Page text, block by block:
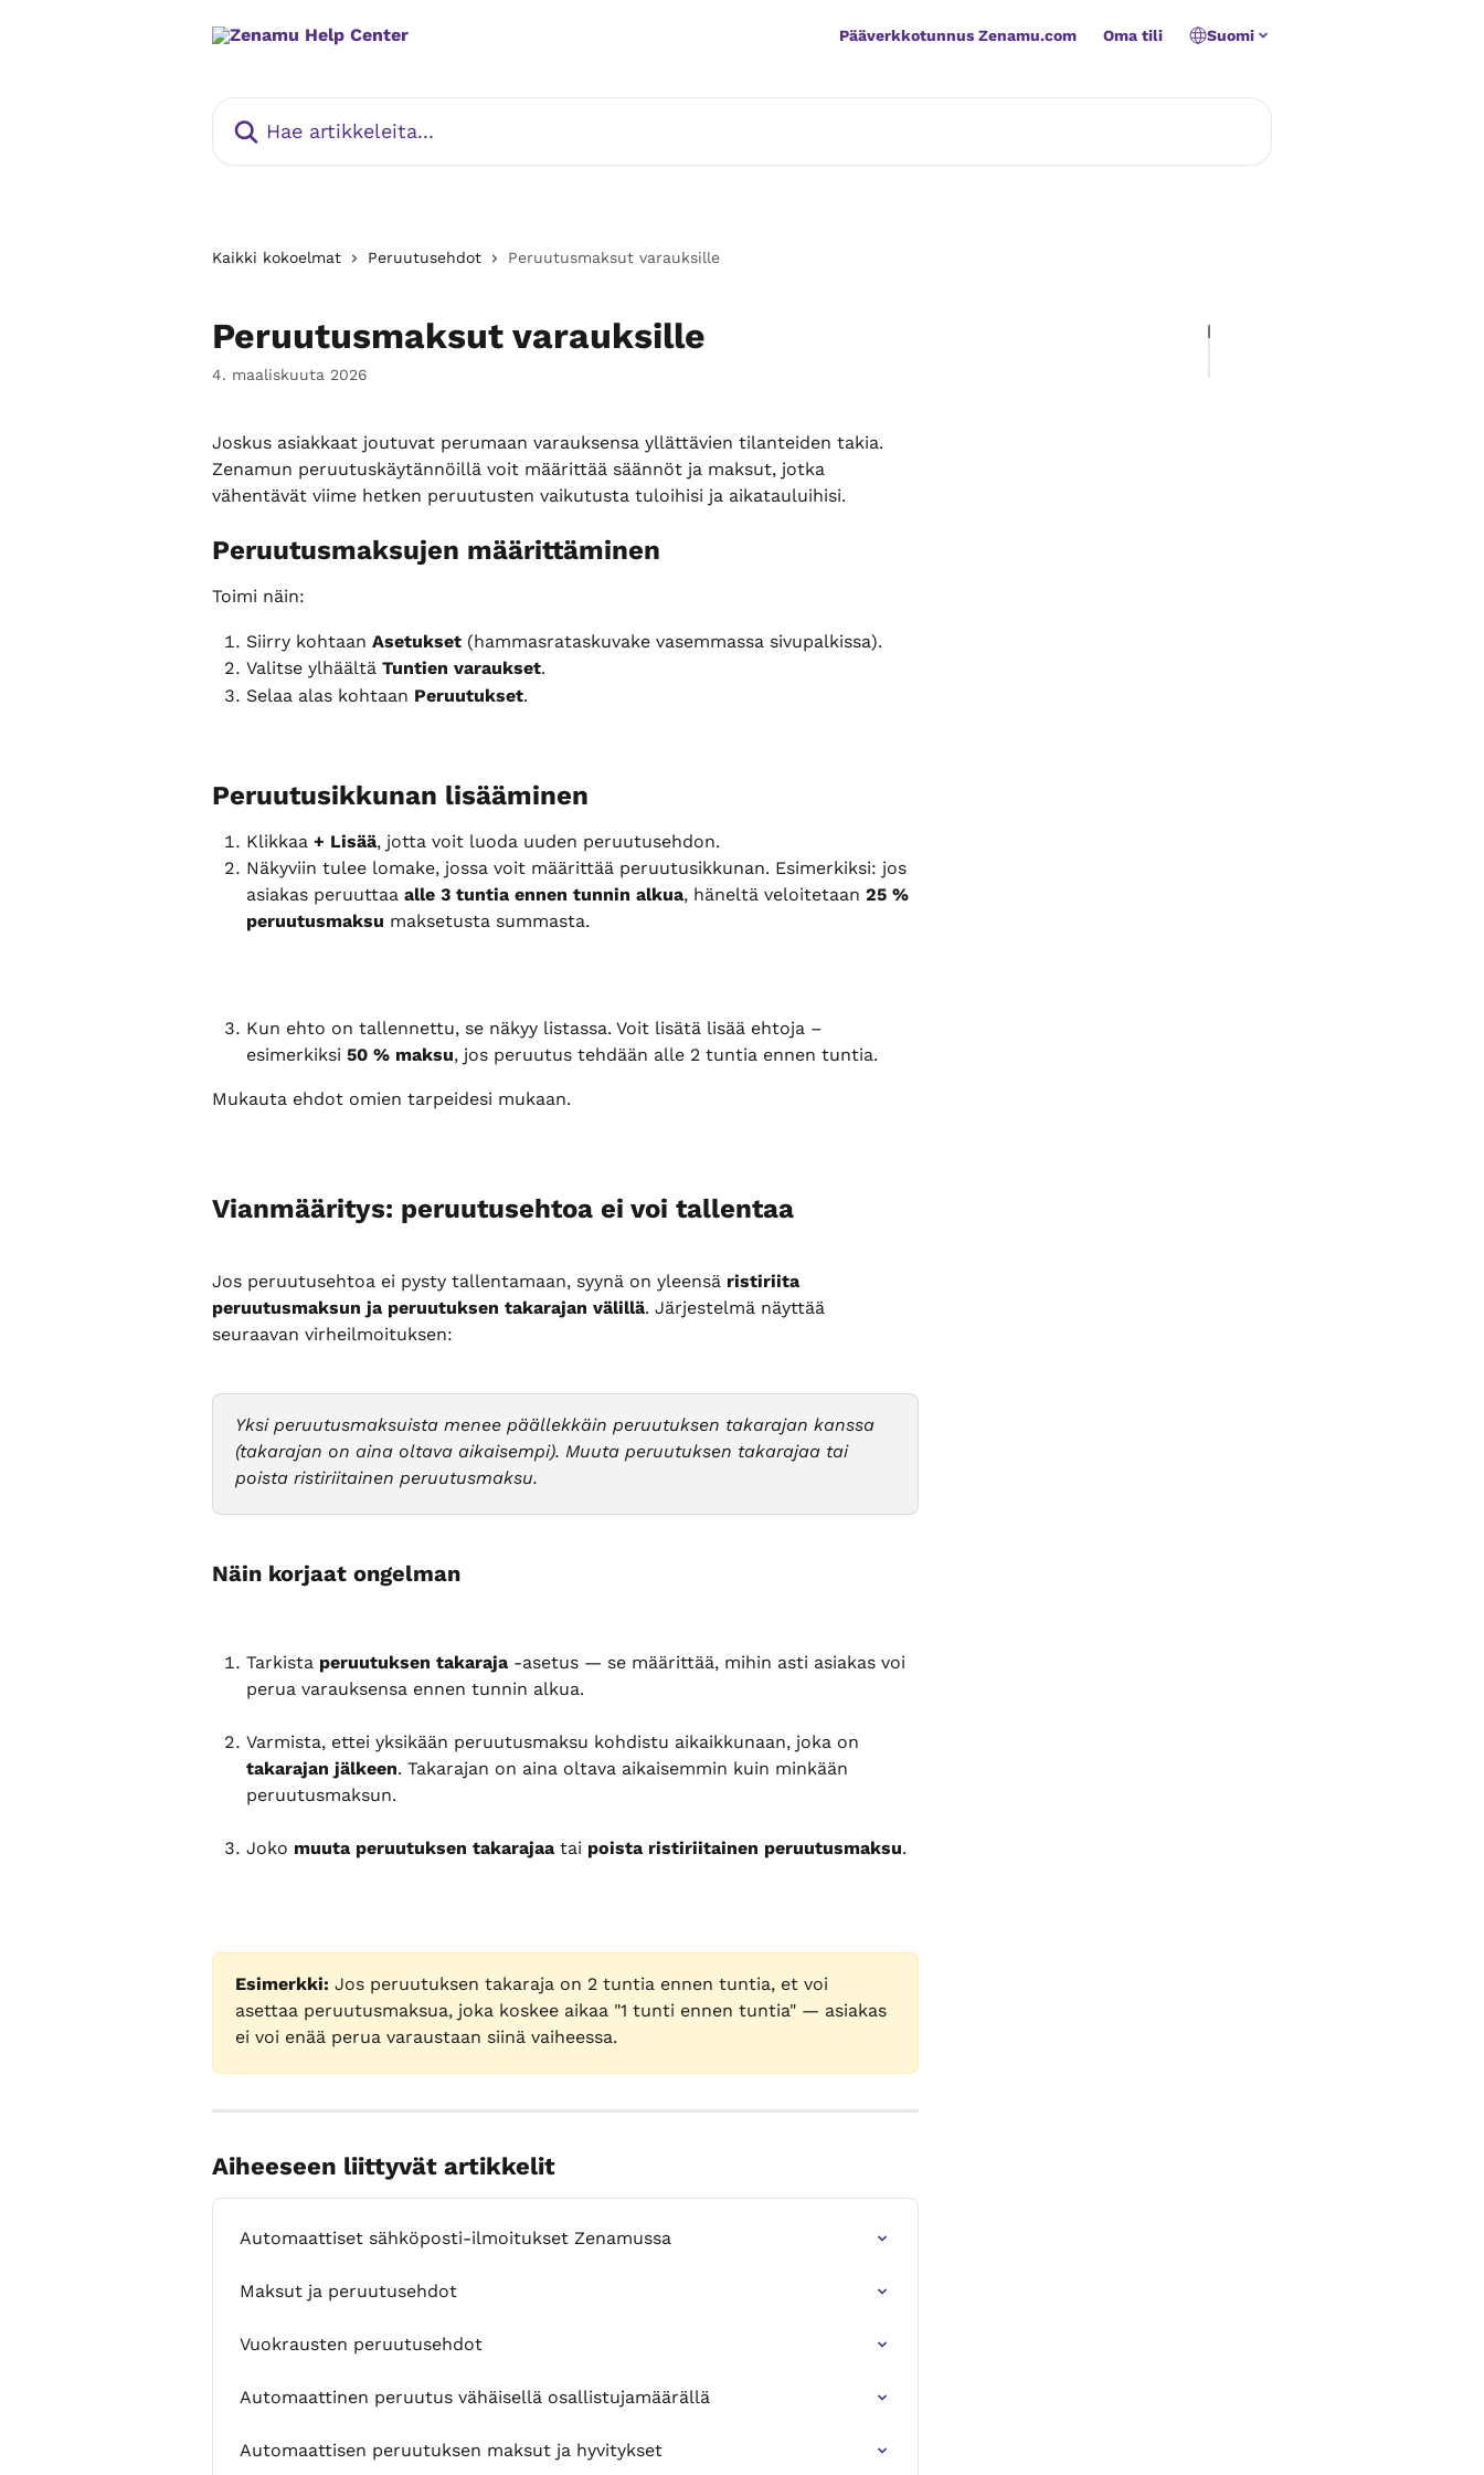
Pääverkkotunnus Zenamu.com Oma tili Suomi
Kaikki kokoelmat Peruutusehdot Peruutusmaksut varauksille
Peruutusmaksut varauksille
4. maaliskuuta 2026
Joskus asiakkaat joutuvat perumaan varauksensa yllättävien tilanteiden takia.
Zenamun peruutuskäytännöillä voit määrittää säännöt ja maksut, jotka
vähentävät viime hetken peruutusten vaikutusta tuloihisi ja aikatauluihisi.
Peruutusmaksujen määrittäminen
Toimi näin:
Siirry kohtaan Asetukset (hammasrataskuvake vasemmassa sivupalkissa).
Valitse ylhäältä Tuntien varaukset.
Selaa alas kohtaan Peruutukset.
Peruutusikkunan lisääminen
Klikkaa + Lisää, jotta voit luoda uuden peruutusehdon.
Näkyviin tulee lomake, jossa voit määrittää peruutusikkunan. Esimerkiksi: jos
asiakas peruuttaa alle 3 tuntia ennen tunnin alkua, häneltä veloitetaan 25 %
peruutusmaksu maksetusta summasta.
Kun ehto on tallennettu, se näkyy listassa. Voit lisätä lisää ehtoja –
esimerkiksi 50 % maksu, jos peruutus tehdään alle 2 tuntia ennen tuntia.
Mukauta ehdot omien tarpeidesi mukaan.
Vianmääritys: peruutusehtoa ei voi tallentaa
Jos peruutusehtoa ei pysty tallentamaan, syynä on yleensä ristiriita
peruutusmaksun ja peruutuksen takarajan välillä. Järjestelmä näyttää
seuraavan virheilmoituksen:
Yksi peruutusmaksuista menee päällekkäin peruutuksen takarajan kanssa
(takarajan on aina oltava aikaisempi). Muuta peruutuksen takarajaa tai
poista ristiriitainen peruutusmaksu.
Näin korjaat ongelman
Tarkista peruutuksen takaraja -asetus — se määrittää, mihin asti asiakas voi
perua varauksensa ennen tunnin alkua.
Varmista, ettei yksikään peruutusmaksu kohdistu aikaikkunaan, joka on
takarajan jälkeen. Takarajan on aina oltava aikaisemmin kuin minkään
peruutusmaksun.
Joko muuta peruutuksen takarajaa tai poista ristiriitainen peruutusmaksu.
Esimerkki: Jos peruutuksen takaraja on 2 tuntia ennen tuntia, et voi
asettaa peruutusmaksua, joka koskee aikaa "1 tunti ennen tuntia" — asiakas
ei voi enää perua varaustaan siinä vaiheessa.
Aiheeseen liittyvät artikkelit
Automaattiset sähköposti-ilmoitukset Zenamussa
Maksut ja peruutusehdot
Vuokrausten peruutusehdot
Automaattinen peruutus vähäisellä osallistujamäärällä
Automaattisen peruutuksen maksut ja hyvitykset